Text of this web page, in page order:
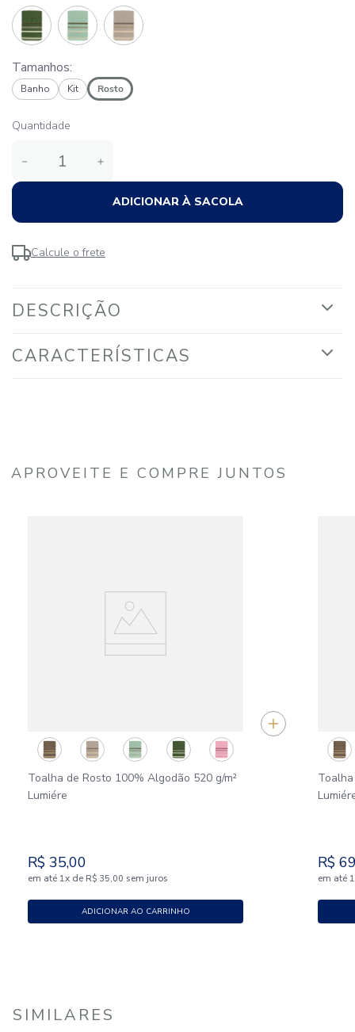
Tamanhos:
Banho Kit Rosto
Quantidade
＋
－
ADICIONAR À SACOLA
Calcule o frete
DESCRIÇÃO
CARACTERÍSTICAS
APROVEITE E COMPRE JUNTOS
Toalha de Rosto 100% Algodão 520 g/m²
Lumiére
R$ 35,00
em até 1x de R$ 35,00 sem juros
ADICIONAR AO CARRINHO
R$
em até 1
SIMILARES